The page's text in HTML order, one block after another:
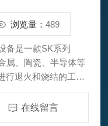
浏览量：489
备是一款SK系列
属、陶瓷、半导体等
行退火和烧结的工艺
在线留言